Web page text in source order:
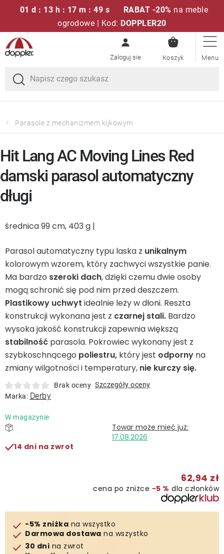
01 d : 13 h : 17 m : 49 s RABAT -20% na meble
ogrodowe | Kod: DOPPLER20
Przejść
do
treści
KOSZYK
Zestawy sof
Parasole ogrodowe
Poduszki i poduszki siedziskowe
Stóły
Leżaki
Parasole
Produkty gastronomiczne
Kolekcja
Markowane marki
Parasole z mechanizmem kijkowym
średnica 99 cm, 403 g |
Parasol automatyczny typu laska z unikalnym
kolorowym wzorem, który zachwyci wszystkie panie.
Ma bardzo szeroki dach, dzięki czemu dwie osoby
mogą schronić się pod nim przed deszczem.
Plastikowy uchwyt idealnie leży w dłoni. Reszta
konstrukcji wykonana jest z czarnej stali. Bardzo
wysoka jakość konstrukcji zapewnia większą
stabilność parasola. Pokrowiec wykonany jest z
szybkoschnącego poliestru, który jest odporny na
zmiany wilgotności i temperatury, nie kurczy się.
Brak oceny Szczegóły oceny
Marka: Derby
W magazynie
17.08.2026
14 dni na zwrot
62,94 zł
cena po zniżce −5 % dla członków
-5% zniżka na wszystko
Darmowa dostawa na wszystko
30 dni na zwrot
Hit Lang AC Moving Lines Red
damski parasol automatyczny
długi